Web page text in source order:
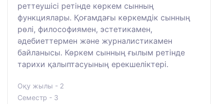
реттеушісі ретінде көркем сынның
функциялары. Қоғамдағы көркемдік сынның
рөлі, философиямен, эстетикамен,
әдебиеттермен және журналистикамен
байланысы. Көркем сынның ғылым ретінде
тарихи қалыптасуының ерекшеліктері.
Оқу жылы - 2
Семестр - 3